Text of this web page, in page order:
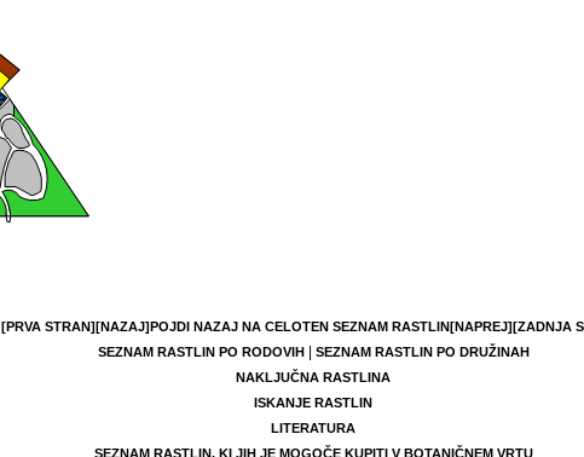
[PRVA STRAN][NAZAJ]POJDI NAZAJ NA CELOTEN SEZNAM RASTLIN[NAPREJ][ZADNJA
SEZNAM RASTLIN PO RODOVIH|
SEZNAM RASTLIN PO DRUŽINAH
NAKLJUČNA RASTLINA
ISKANJE RASTLIN
LITERATURA
SEZNAM RASTLIN, KI JIH JE MOGOČE KUPITI V BOTANIČNEM VRTU